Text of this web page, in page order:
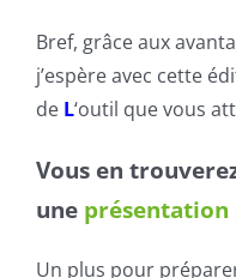
Bref, grâce aux
j’espère avec cette
de L‘outil que vous
Vous en
une présentation
Un plus pour